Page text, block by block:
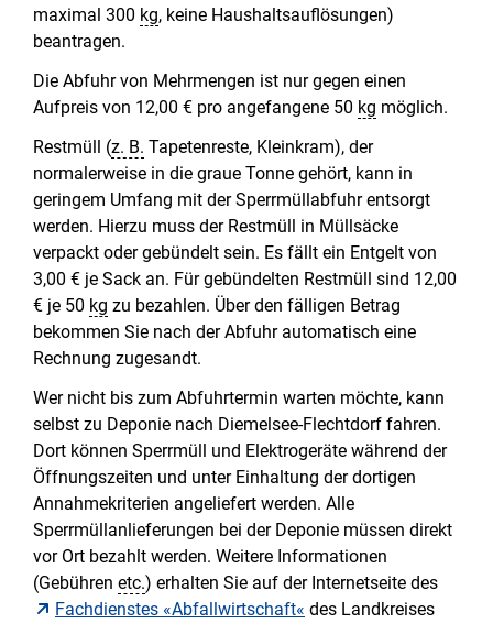
maximal 300 kg, keine Haushaltsauflösungen)
beantragen.
Die Abfuhr von Mehrmengen ist nur gegen einen
Aufpreis von 12,00 € pro angefangene 50 kg möglich.
Restmüll (z. B. Tapetenreste, Kleinkram), der
normalerweise in die graue Tonne gehört, kann in
geringem Umfang mit der Sperrmüllabfuhr entsorgt
werden. Hierzu muss der Restmüll in Müllsäcke
verpackt oder gebündelt sein. Es fällt ein Entgelt von
3,00 € je Sack an. Für gebündelten Restmüll sind 12,00
€ je 50 kg zu bezahlen. Über den fälligen Betrag
bekommen Sie nach der Abfuhr automatisch eine
Rechnung zugesandt.
Wer nicht bis zum Abfuhrtermin warten möchte, kann
selbst zu Deponie nach Diemelsee-Flechtdorf fahren.
Dort können Sperrmüll und Elektrogeräte während der
Öffnungszeiten und unter Einhaltung der dortigen
Annahmekriterien angeliefert werden. Alle
Sperrmüllanlieferungen bei der Deponie müssen direkt
vor Ort bezahlt werden. Weitere Informationen
(Gebühren etc.) erhalten Sie auf der Internetseite des
Fachdienstes «Abfallwirtschaft« des Landkreises